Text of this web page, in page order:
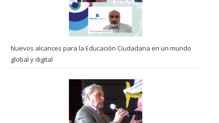
Nuevos alcances para la Educación Ciudadana en un mundo
global y digital